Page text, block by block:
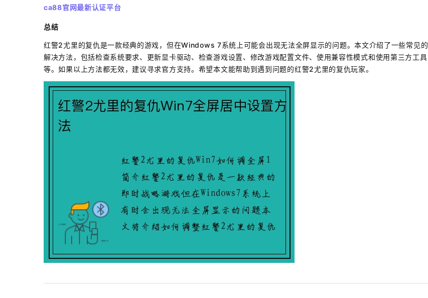
ca88官网最新认证平台
总结
红警2尤里的复仇是一款经典的游戏，但在Windows 7系统上可能会出现无法全屏显示的问题。本文介绍了一些常见的
解决方法，包括检查系统要求、更新显卡驱动、检查游戏设置、修改游戏配置文件、使用兼容性模式和使用第三方工具
等。如果以上方法都无效，建议寻求官方支持。希望本文能帮助到遇到问题的红警2尤里的复仇玩家。